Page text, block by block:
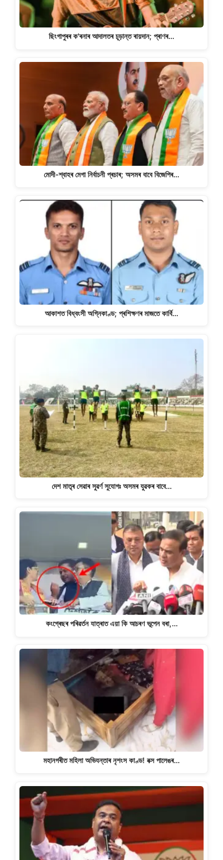
ছিংগাপুৰৰ ক'ৰনাৰ আদালতৰ চূড়ান্ত ৰায়দান; প্ৰাণৰ…
মোদী-শ্বাহৰ মেগা নিৰ্বাচনী প্ৰচাৰ; অসমৰ বাবে বিজেপিৰ…
আকাশত বিধ্বংসী অগ্নিকাণ্ড; প্ৰশিক্ষণৰ মাজতে কাৰ্বি…
দেশ মাতৃৰ সেৱাৰ সুৱৰ্ণ সুযোগঃ অসমৰ যুৱকৰ বাবে…
কংগ্ৰেছৰ পৰিৱৰ্তন যাত্ৰাত এয়া কি আচৰণ ভূপেন বৰা,…
মহানগৰীত মহিলা অভিযন্তাৰ নৃশংস কাণ্ড! বক্স পালেঙৰ…